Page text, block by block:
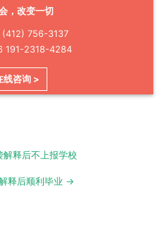
，改变一切
(412) 756-3137
191-2318-4284
线咨询 >
释后不上报学校
释后顺利毕业 →